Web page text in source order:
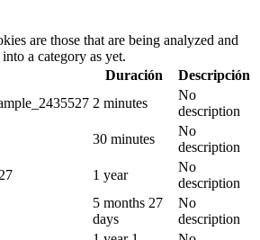
are those that are being analyzed and
a category as yet.
Duración
Descripción
2 minutes
No
description
30 minutes
No
description
1 year
No
description
5 months 27
days
No
description